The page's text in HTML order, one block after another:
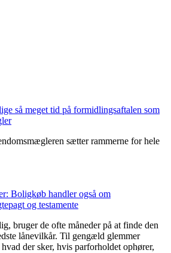
så meget tid på formidlingsaftalen som
sætter rammerne for hele
Boligkøb handler også om
og testamente
bruger de ofte måneder på at finde den
lånevilkår. Til gengæld glemmer
der sker, hvis parforholdet ophører,